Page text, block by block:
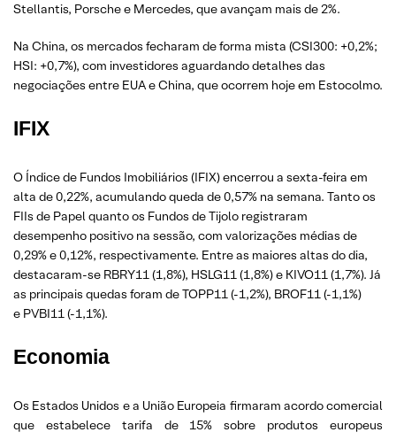
Stellantis, Porsche e Mercedes, que avançam mais de 2%.
Na China, os mercados fecharam de forma mista (CSI300: +0,2%;
HSI: +0,7%), com investidores aguardando detalhes das
negociações entre EUA e China, que ocorrem hoje em Estocolmo.
IFIX
O Índice de Fundos Imobiliários (IFIX) encerrou a sexta-feira em
alta de 0,22%, acumulando queda de 0,57% na semana. Tanto os
FIIs de Papel quanto os Fundos de Tijolo registraram
desempenho positivo na sessão, com valorizações médias de
0,29% e 0,12%, respectivamente. Entre as maiores altas do dia,
destacaram-se RBRY11 (1,8%), HSLG11 (1,8%) e KIVO11 (1,7%). Já
as principais quedas foram de TOPP11 (-1,2%), BROF11 (-1,1%)
e PVBI11 (-1,1%).
Economia
Os Estados Unidos e a União Europeia firmaram acordo comercial
que estabelece tarifa de 15% sobre produtos europeus